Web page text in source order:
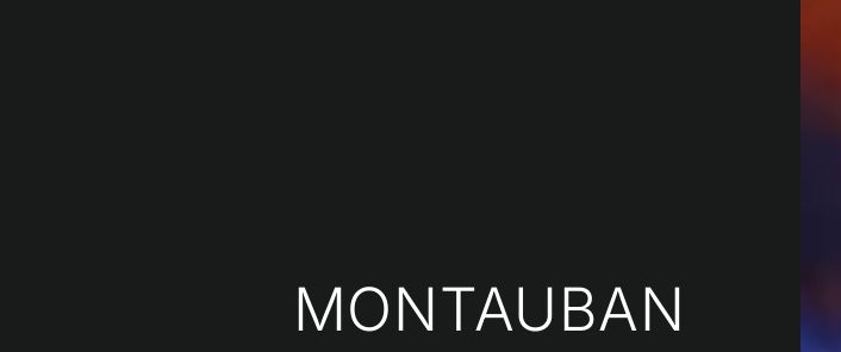
MONTAUBAN